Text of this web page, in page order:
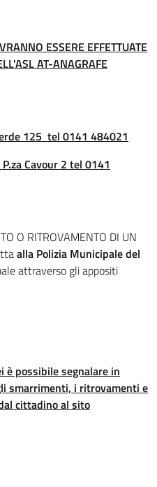
ESSERE EFFETTUATE
AT-ANAGRAFE
125 tel 0141 484021
P.za Cavour 2 tel 0141
O RITROVAMENTO DI UN
alla Polizia Municipale del
attraverso gli appositi
è possibile segnalare in
smarrimenti, i ritrovamenti e
cittadino al sito